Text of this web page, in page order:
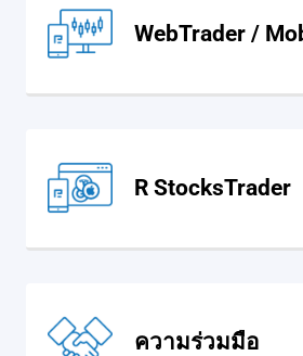
WebTrader /
R StocksTrader
ความร่วมมือ